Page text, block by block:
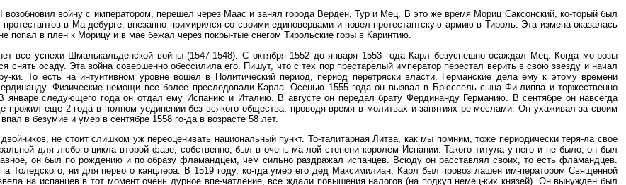
возобновил войну с императором, перешел через Маас и занял города Верден, Тур и Мец. В это же время Мориц Саксонский, ко-торый был
в Магдебурге, внезапно примирился со своими единоверцами и повел протестантскую армию в Тироль. Эта измена оказалась
попал в плен к Морицу и в мае бежал через покры-тые снегом Тирольские горы в Каринтию.
все успехи Шмалькальденской войны (1547-1548). С октября 1552 до января 1553 года Карл безуспешно осаждал Мец. Когда мо-розы
снять осаду. Эта война совершенно обессилила его. Пишут, что с тех пор престарелый император перестал верить в свою звезду и начал
ки. То есть на интуитивном уровне вошел в Политический период, период перетряски власти. Германские дела ему к этому времени
Физические немощи все более преследовали Карла. Осенью 1555 года он вызвал в Брюссель сына Фи-липпа и торжественно
следующего года он отдал ему Испанию и Италию. В августе он передал брату Фердинанду Германию. В сентябре он навсегда
еще 2 года в полном уединении без всякого общества, проводя время в молитвах и занятиях ре-меслами. Он ухаживал за своим
в безумие и умер в сентябре 1558 го-да в возрасте 58 лет.
не стоит слишком уж переоценивать национальный пункт. То-талитарная Литва, как мы помним, тоже периодически теря-ла свое
для любого цикла второй фазе, собственно, был в очень ма-лой степени королем Испании. Такого титула у него и не было, он был
он был по рождению и по образу фламандцем, чем сильно раздражал испанцев. Всюду он расставлял своих, то есть фламандцев.
Толедского, ни для первого канцлера. В 1519 году, ко-гда умер его дед Максимилиан, Карл был провозглашен им-ператором Священной
на испанцев в тот момент очень дурное впе-чатление, все ждали повышения налогов (на подкуп немец-ких князей). Он вынужден был